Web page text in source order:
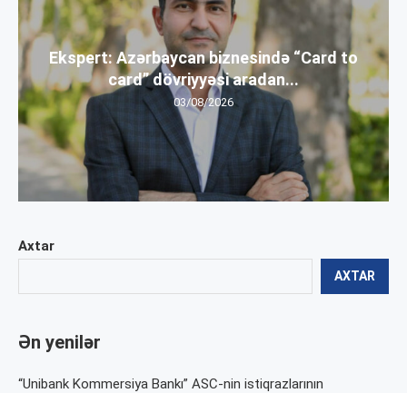
Axtar
AXTAR
Ən yenilər
“Unibank Kommersiya Bankı” ASC-nin istiqrazlarının
Ekspert: Azərbaycan biznesində “Card to
card” dövriyyəsi aradan...
03/08/2026